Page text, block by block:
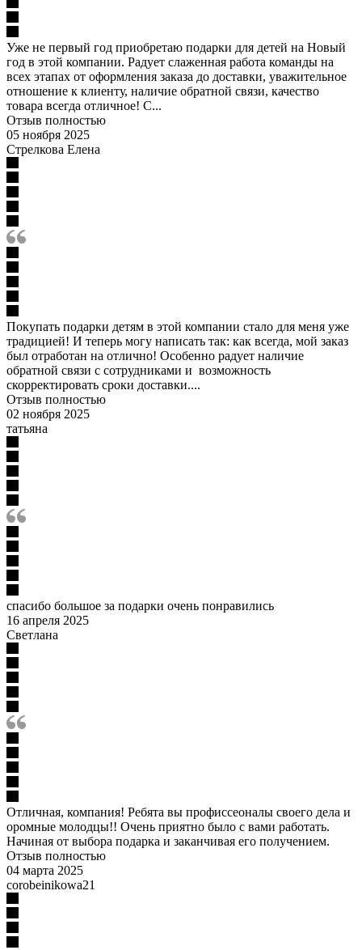
Уже не первый год приобретаю подарки для детей на Новый
год в этой компании. Радует слаженная работа команды на
всех этапах от оформления заказа до доставки, уважительное
отношение к клиенту, наличие обратной связи, качество
товара всегда отличное! С...
Отзыв полностью
05 ноября 2025
Стрелкова Елена
Покупать подарки детям в этой компании стало для меня уже
традицией! И теперь могу написать так: как всегда, мой заказ
был отработан на отлично! Особенно радует наличие
обратной связи с сотрудниками и возможность
скорректировать сроки доставки....
Отзыв полностью
02 ноября 2025
татьяна
спасибо большое за подарки очень понравились
16 апреля 2025
Светлана
Отличная, компания! Ребята вы профиссеоналы своего дела и
оромные молодцы!! Очень приятно было с вами работать.
Начиная от выбора подарка и заканчивая его получением.
Отзыв полностью
04 марта 2025
corobeinikowa21